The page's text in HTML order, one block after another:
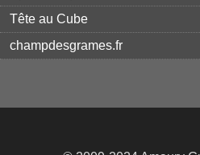
Tête au Cube
champdesgrames.fr